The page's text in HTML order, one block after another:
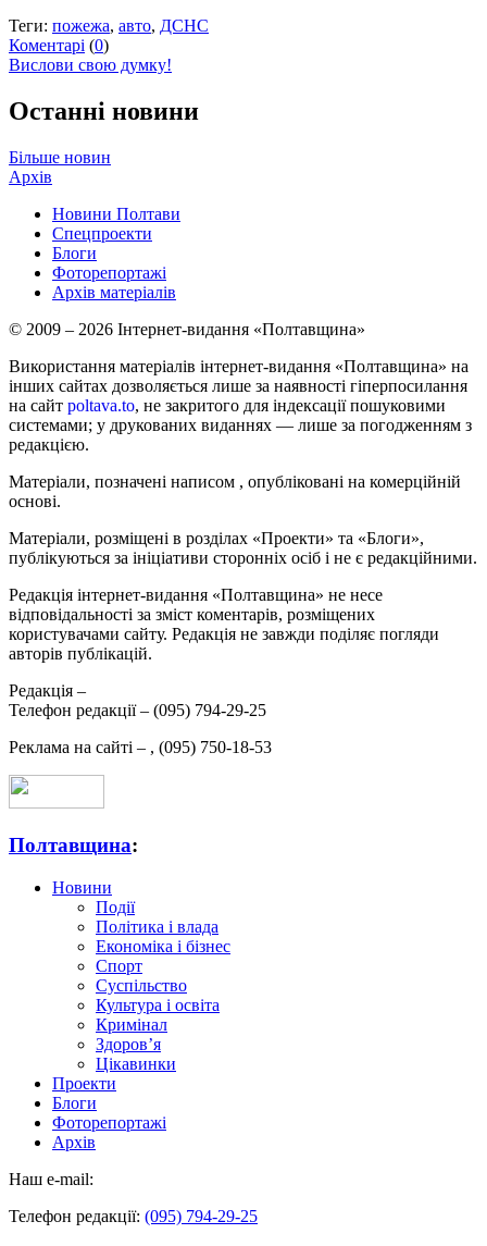
Теги: пожежа, авто, ДСНС
Коментарі (0)
Вислови свою думку!
Останні новини
Більше новин
Архів
Новини Полтави
Спецпроекти
Блоги
Фоторепортажі
Архів матеріалів
© 2009 – 2026 Інтернет-видання «Полтавщина»
Використання матеріалів інтернет-видання «Полтавщина» на
інших сайтах дозволяється лише за наявності гіперпосилання
на сайт poltava.to, не закритого для індексації пошуковими
системами; у друкованих виданнях — лише за погодженням з
редакцією.
Матеріали, позначені написом , опубліковані на комерційній
основі.
Матеріали, розміщені в розділах «Проекти» та «Блоги»,
публікуються за ініціативи сторонніх осіб і не є редакційними.
Редакція інтернет-видання «Полтавщина» не несе
відповідальності за зміст коментарів, розміщених
користувачами сайту. Редакція не завжди поділяє погляди
авторів публікацій.
Редакція –
Телефон редакції – (095) 794-29-25
Реклама на сайті – , (095) 750-18-53
Полтавщина:
Новини
Події
Політика і влада
Економіка і бізнес
Спорт
Суспільство
Культура і освіта
Кримінал
Здоров’я
Цікавинки
Проекти
Блоги
Фоторепортажі
Архів
Наш e-mail:
Телефон редакції: (095) 794-29-25